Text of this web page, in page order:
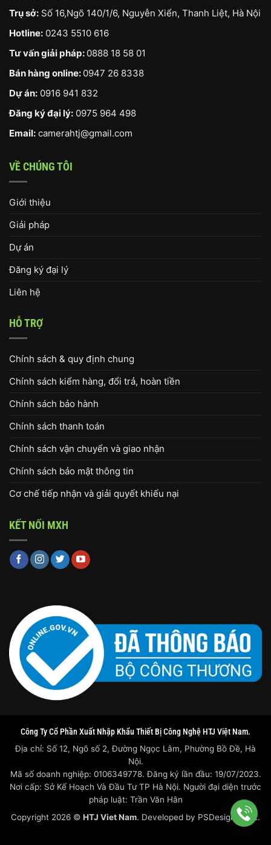
Trụ sở: Số 16,Ngõ 140/1/6, Nguyễn Xiển, Thanh Liệt, Hà Nội
Hotline: 0243 5510 616
Tư vấn giải pháp: 0888 18 58 01
Bán hàng online: 0947 26 8338
Dự án: 0916 941 832
Đăng ký đại lý: 0975 964 498
Email: camerahtj@gmail.com
VỀ CHÚNG TÔI
Giới thiệu
Giải pháp
Dự án
Đăng ký đại lý
Liên hệ
HỖ TRỢ
Chính sách & quy định chung
Chính sách kiểm hàng, đổi trả, hoàn tiền
Chính sách bảo hành
Chính sách thanh toán
Chính sách vận chuyển và giao nhận
Chính sách bảo mật thông tin
Cơ chế tiếp nhận và giải quyết khiếu nại
KẾT NỐI MXH
Công Ty Cổ Phần Xuất Nhập Khẩu Thiết Bị Công Nghệ HTJ Việt Nam.
Địa chỉ: Số 12, Ngõ số 2, Đường Ngọc Lâm, Phường Bồ Đề, Hà
Nội.
Mã số doanh nghiệp: 0106349778. Đăng ký lần đầu: 19/07/2023.
Nơi cấp: Sở Kế Hoạch Và Đầu Tư TP Hà Nội. Người đại diện trước
pháp luật: Trần Văn Hân
Copyright 2026 © HTJ Viet Nam. Developed by PSDesigner.net.